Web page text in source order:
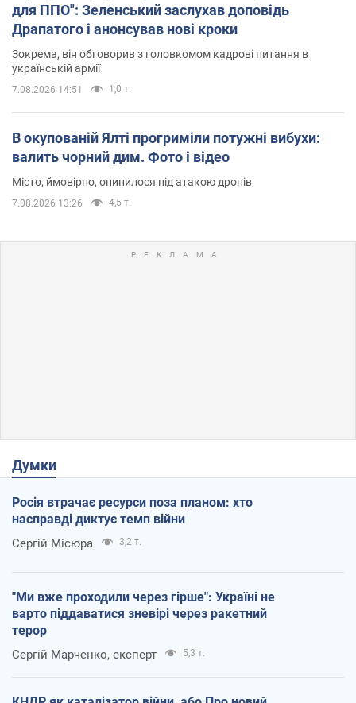
для ППО": Зеленський заслухав доповідь
Драпатого і анонсував нові кроки
Зокрема, він обговорив з головкомом кадрові питання в
українській армії
7.08.2026 14:51 1,0 т.
В окупованій Ялті прогриміли потужні вибухи:
валить чорний дим. Фото і відео
Місто, ймовірно, опинилося під атакою дронів
7.08.2026 13:26 4,5 т.
Думки
Росія втрачає ресурси поза планом: хто
насправді диктує темп війни
Сергій Місюра 3,2 т.
"Ми вже проходили через гірше": Україні не
варто піддаватися зневірі через ракетний
терор
Сергій Марченко, експерт 5,3 т.